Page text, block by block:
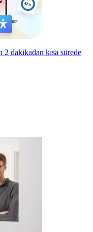
2 dakikadan kısa sürede